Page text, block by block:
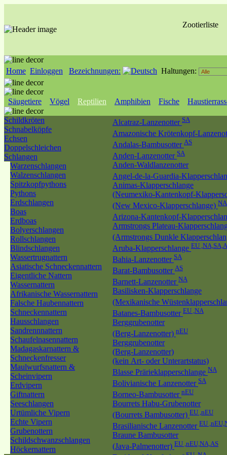
Zootierliste
Home Einloggen Bezeichnungen: Haltungen:
Säugetiere Vögel Reptilien Amphibien Fische
Schildkröten
Schnabelköpfe
Echsen
Doppelschleichen
Schlangen
Warzenschlangen
Walzenschlangen
Spitzkopfpythons
Pythons
Erdschlangen
Boas
Erdboas
Bolyerschlangen
Rollschlangen
Blindschlangen
Wassertrugnattern
Asiatische Schneckennattern
Eigentliche Nattern
Wassernattern
Afrikanische Wassernattern
Falsche Haubennattern
Schneckennattern
Hausschlangen
Sandrennnattern
Schaufelnasennattern
Madagaskarnattern &
Schneckenfresser
Maulwurfsnattern &
Scheinvipern
Erdvipern
Giftnattern
Seeschlangen
Urtümliche Vipern
Echte Vipern
Grubenottern
Schildschwanzschlangen
Höckernattern
Alcatraz-Lanzenotter SA
Amazonische Krötenkopf-
Andalas-Bambusotter AS
Anden-Lanzenotter SA
Anden-Waldlanzenotter
Angel-de-la-Guardia-
Animas-Klapperschlange
(Neumexiko-Kantenkopf-
(New Mexico-Klapperschlange) NA
Arizona-Kantenkopf-
Armstrongs Plateau-
(Armstrongs Dunkle
Aruba-Klapperschlange EU
Bahia-Lanzenotter SA
Barat-Bambusotter AS
Barnett-Lanzenotter NA
Basilisken-Klapperschlange
(Mexikanische
Batanes-Bambusotter EU ,NA
Berggrubenotter
(Berg-Lanzenotter) nEU
Berggrubenotter
(Berg-Lanzenotter)
(kein Art- oder Unterartstatus)
Blasse Prärieklapperschlange NA
Bolivianische Lanzenotter SA
Borneo-Bambusotter nEU
Bourrets Habu-Grubenotter
(Bourrets Bambusotter) EU ,nEU
Brasilianische Lanzenotter EU
Braune Bambusotter
(Java-Palmenotter) EU ,nEU,NA,AS